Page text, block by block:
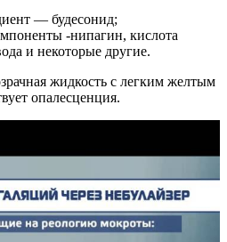
— будесонид;
-нипагин, кислота
и некоторые другие.
жидкость с легким желтым
опалесценция.